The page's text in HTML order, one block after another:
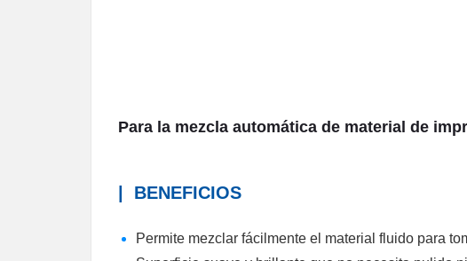
Para la mezcla automática de material de
BENEFICIOS
Permite mezclar fácilmente el material fluido para